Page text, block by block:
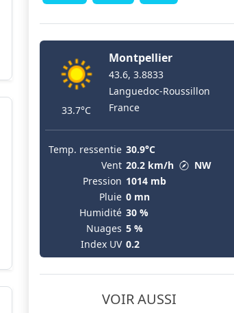
33.7°C
Montpellier
43.6, 3.8833
Languedoc-Roussillon
France
Temp. ressentie 30.9°C
Vent 20.2 km/h
NW
Pression 1014 mb
Pluie 0 mn
Humidité 30 %
Nuages 5 %
Index UV 0.2
VOIR AUSSI